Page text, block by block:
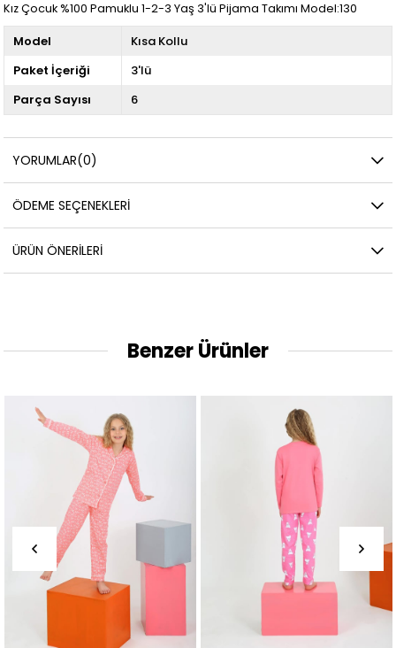
Kız Çocuk %100 Pamuklu 1-2-3 Yaş 3'lü Pijama Takımı Model:130
Model
Kısa Kollu
Paket İçeriği
3'lü
Parça Sayısı
6
YORUMLAR(0)
ÖDEME SEÇENEKLERI
ÜRÜN ÖNERILERI
Benzer Ürünler